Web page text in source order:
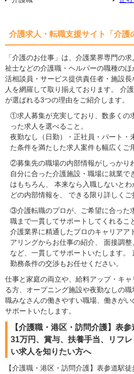
介護求人・転職支援サイト「介護
「介護のお仕事」は、介護業界専門の
祉士などの介護職・ヘルパーの職種の
活相談員・サービス提供責任者・施設
人を網羅して取り揃えております。 介
が選ばれる3つの理由をご紹介します。
①求人募集が充実しており、数多くの
った求人を選べること。
夜勤なし（日勤）・正社員・パート・
た条件を満たした求人案件も幅広くご
②募集先の職場の内部情報がしっかり
自分に合った介護施設・職場に就業で
はもちろん、 本来なら入職しないと
どの内部情報を、 できる限り詳しくご
③介護転職のプロが、ご希望に合った
職まで一貫してサポートしてくれるこ
介護業界に精通したプロのキャリアア
アリングからお仕事の紹介、 面接調
など、一貫してサポートいたします。
勤務条件の交渉もお任せください。
仕事と家庭の両立や、給料アップ・キ
る方、オープニング施設や夜勤なしの
職みなさんの働きやすい職場、働きがい
サポートいたします。
【介護職・港区・訪問介護】表
31万円、賞与、扶養手当、リフ
い求人を知りたい方へ
【介護職・港区・訪問介護】表参道駅